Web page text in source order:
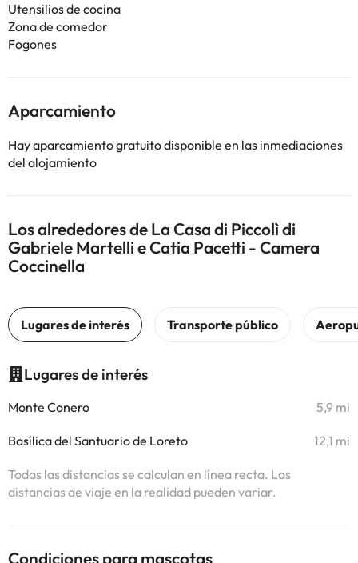
Utensilios de cocina
Zona de comedor
Fogones
Aparcamiento
Hay aparcamiento gratuito disponible en las inmediaciones
del alojamiento
Los alrededores de La Casa di Piccolì di
Gabriele Martelli e Catia Pacetti - Camera
Coccinella
Lugares de interés
Monte Conero 5,9 mi
Basílica del Santuario de Loreto 12,1 mi
Todas las distancias se calculan en línea recta. Las
distancias de viaje en la realidad pueden variar.
Condiciones para mascotas